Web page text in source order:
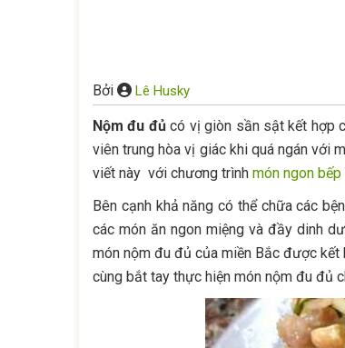
Bởi Lê Husky
Nộm đu đủcó vị giòn sần sật kết hợp
viên trung hòa vị giác khi quá ngán với
viết này với chương trình món ngon bếp
Bên cạnh khả năng có thể chữa các
các món ăn ngon miệng và đầy dinh
món nộm đu đủ của miền Bắc được
cùng bắt tay thực hiện món nộm đu đủ